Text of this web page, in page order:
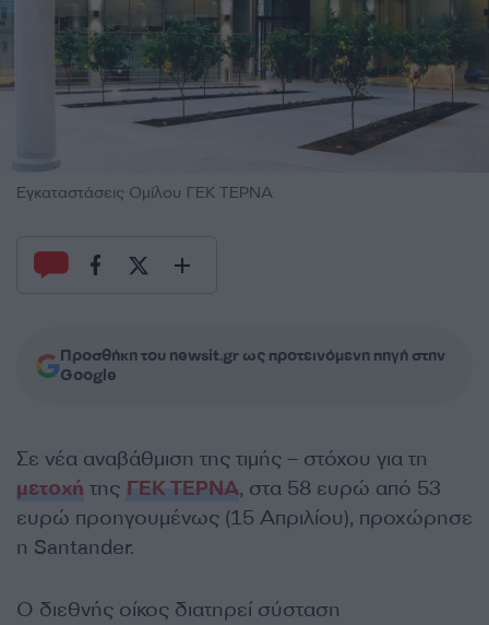
Εγκαταστάσεις Ομίλου ΓΕΚ ΤΕΡΝΑ
Προσθήκη του newsit.gr ως προτεινόμενη πηγή στην
Google
Σε νέα αναβάθμιση της τιμής – στόχου για τη
μετοχή της ΓΕΚ ΤΕΡΝΑ, στα 58 ευρώ από 53
ευρώ προηγουμένως (15 Απριλίου), προχώρησε
η Santander.
Ο διεθνής οίκος διατηρεί σύσταση